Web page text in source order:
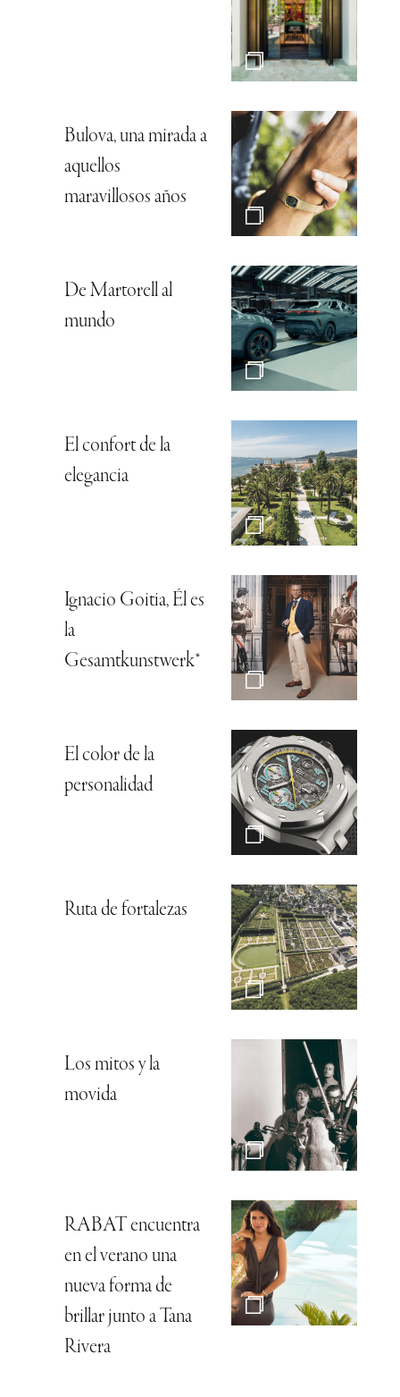
Bulova, una mirada a
aquellos
maravillosos años
De Martorell al
mundo
El confort de la
elegancia
Ignacio Goitia, Él es
la
Gesamtkunstwerk*
El color de la
personalidad
Ruta de fortalezas
Los mitos y la
movida
RABAT encuentra
en el verano una
nueva forma de
brillar junto a Tana
Rivera